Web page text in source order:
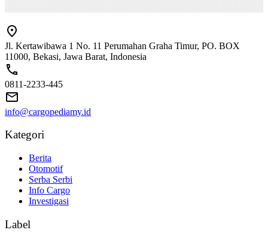
Jl. Kertawibawa 1 No. 11 Perumahan Graha Timur, PO. BOX
11000, Bekasi, Jawa Barat, Indonesia
0811-2233-445
info@cargopediamy.id
Kategori
Berita
Otomotif
Serba Serbi
Info Cargo
Investigasi
Label